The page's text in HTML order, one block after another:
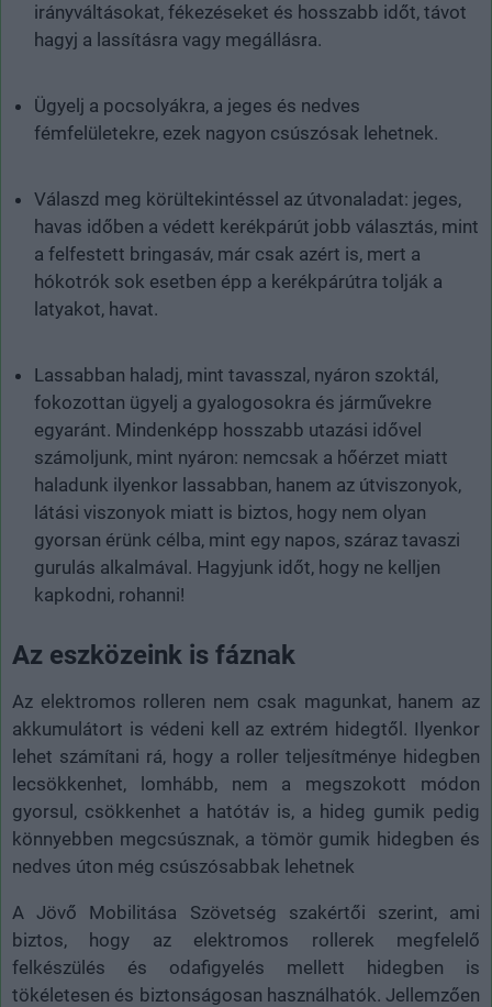
irányváltásokat, fékezéseket és hosszabb időt, távot
hagyj a lassításra vagy megállásra.
Ügyelj a pocsolyákra, a jeges és nedves
fémfelületekre, ezek nagyon csúszósak lehetnek.
Válaszd meg körültekintéssel az útvonaladat: jeges,
havas időben a védett kerékpárút jobb választás, mint
a felfestett bringasáv, már csak azért is, mert a
hókotrók sok esetben épp a kerékpárútra tolják a
latyakot, havat.
Lassabban haladj, mint tavasszal, nyáron szoktál,
fokozottan ügyelj a gyalogosokra és járművekre
egyaránt. Mindenképp hosszabb utazási idővel
számoljunk, mint nyáron: nemcsak a hőérzet miatt
haladunk ilyenkor lassabban, hanem az útviszonyok,
látási viszonyok miatt is biztos, hogy nem olyan
gyorsan érünk célba, mint egy napos, száraz tavaszi
gurulás alkalmával. Hagyjunk időt, hogy ne kelljen
kapkodni, rohanni!
Az eszközeink is fáznak
Az elektromos rolleren nem csak magunkat, hanem az
akkumulátort is védeni kell az extrém hidegtől. Ilyenkor
lehet számítani rá, hogy a roller teljesítménye hidegben
lecsökkenhet, lomhább, nem a megszokott módon
gyorsul, csökkenhet a hatótáv is, a hideg gumik pedig
könnyebben megcsúsznak, a tömör gumik hidegben és
nedves úton még csúszósabbak lehetnek
A Jövő Mobilitása Szövetség szakértői szerint, ami
biztos, hogy az elektromos rollerek megfelelő
felkészülés és odafigyelés mellett hidegben is
tökéletesen és biztonságosan használhatók. Jellemzően